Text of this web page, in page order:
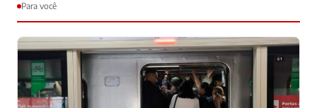
Para você